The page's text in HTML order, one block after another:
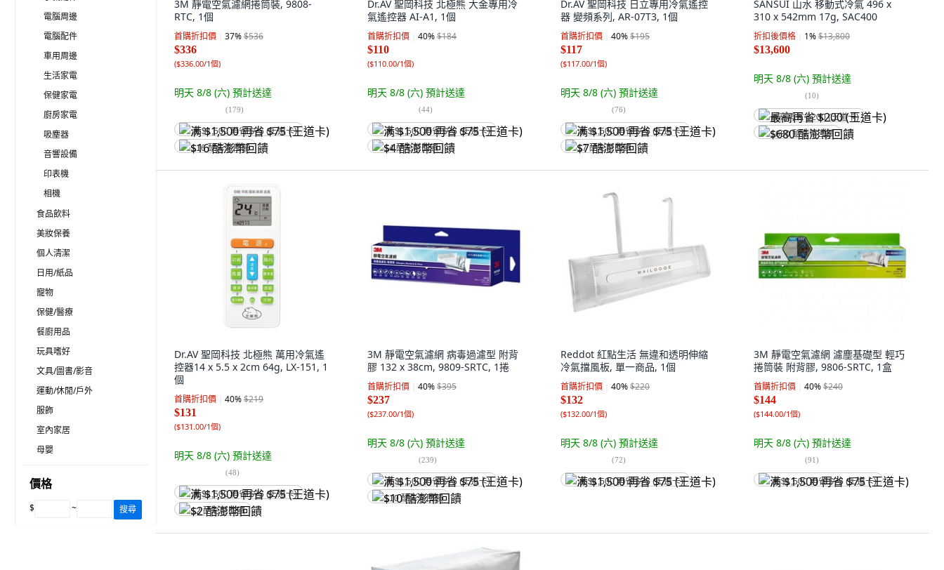
電腦周邊
電腦配件
車用周邊
生活家電
保健家電
廚房家電
吸塵器
音響設備
印表機
相機
食品飲料
美妝保養
個人清潔
日用/紙品
寵物
保健/醫療
餐廚用品
玩具嗜好
文具/圖書/影音
運動/休閒/戶外
服飾
室內家居
母嬰
價格
$ ~ 搜尋
3M 靜電空氣濾網捲筒裝, 9808-
RTC, 1個
首購折扣價 37%$536
$336
($336.00/1個)
明天 8/8 (六) 預計送達
(179)
满 $1,500 再省 $75 (王道卡)
$16 酷澎幣回饋
Dr.AV 聖岡科技 北極熊 大金專用冷
氣遙控器 AI-A1, 1個
首購折扣價 40%$184
$110
($110.00/1個)
明天 8/8 (六) 預計送達
(44)
满 $1,500 再省 $75 (王道卡)
$4 酷澎幣回饋
Dr.AV 聖岡科技 日立專用冷氣遙控
器 變頻系列, AR-07T3, 1個
首購折扣價 40%$195
$117
($117.00/1個)
明天 8/8 (六) 預計送達
(76)
满 $1,500 再省 $75 (王道卡)
$7 酷澎幣回饋
SANSUI 山水 移動式冷氣 496 x
310 x 542mm 17g, SAC400
折扣後價格 1%$13,800
$13,600
明天 8/8 (六) 預計送達
(10)
最高再省 $200 (王道卡)
$680 酷澎幣回饋
Dr.AV 聖岡科技 北極熊 萬用冷氣遙
控器14 x 5.5 x 2cm 64g, LX-151, 1
個
首購折扣價 40%$219
$131
($131.00/1個)
明天 8/8 (六) 預計送達
(48)
满 $1,500 再省 $75 (王道卡)
$2 酷澎幣回饋
3M 靜電空氣濾網 病毒過濾型 附背
膠 132 x 38cm, 9809-SRTC, 1捲
首購折扣價 40%$395
$237
($237.00/1個)
明天 8/8 (六) 預計送達
(239)
满 $1,500 再省 $75 (王道卡)
$10 酷澎幣回饋
Reddot 紅點生活 無違和透明伸縮
冷氣擋風板, 單一商品, 1個
首購折扣價 40%$220
$132
($132.00/1個)
明天 8/8 (六) 預計送達
(72)
满 $1,500 再省 $75 (王道卡)
3M 靜電空氣濾網 濾塵基礎型 輕巧
捲筒裝 附背膠, 9806-SRTC, 1盒
首購折扣價 40%$240
$144
($144.00/1個)
明天 8/8 (六) 預計送達
(91)
满 $1,500 再省 $75 (王道卡)